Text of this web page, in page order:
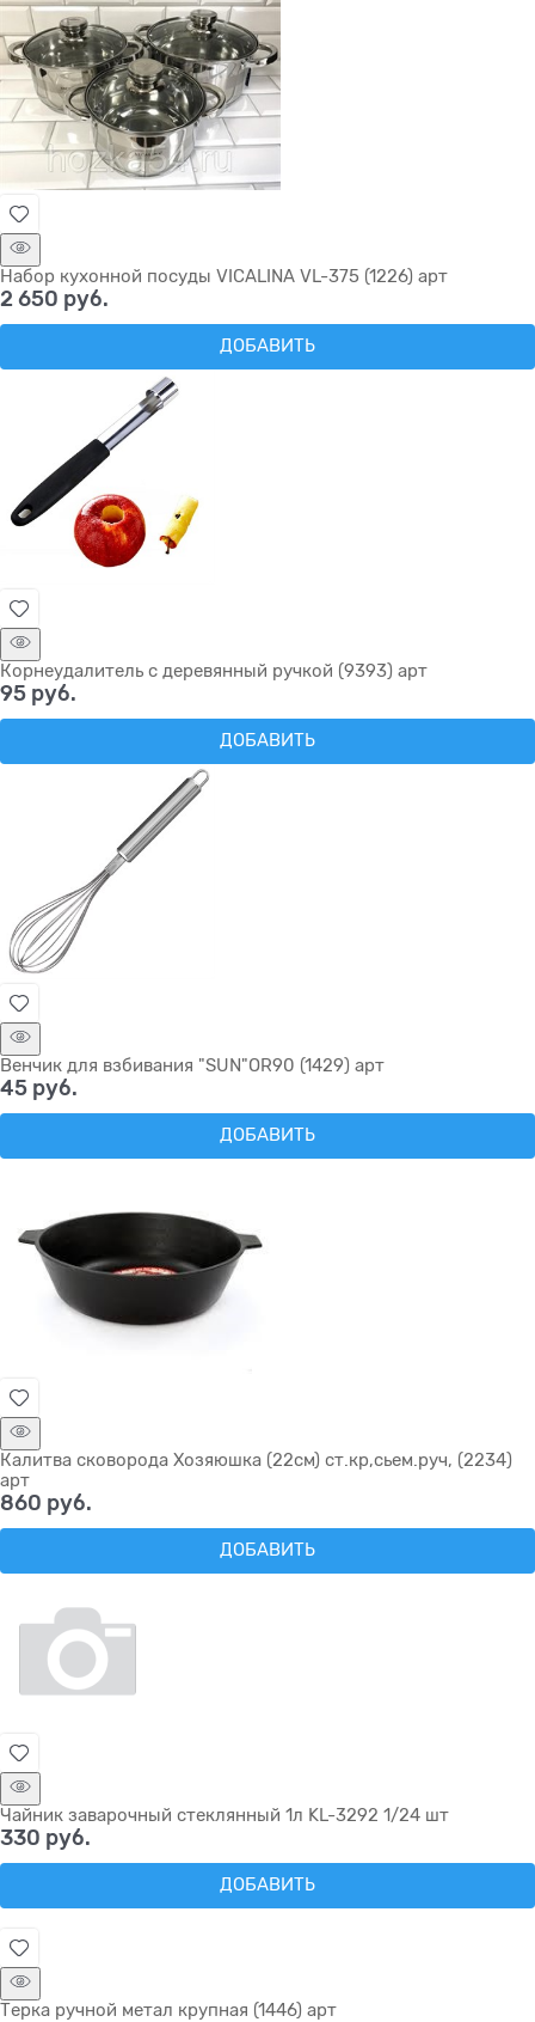
Набор кухонной посуды VICALINA VL-375 (1226) арт
2 650 руб.
ДОБАВИТЬ
Корнеудалитель с деревянный ручкой (9393) арт
95 руб.
ДОБАВИТЬ
Венчик для взбивания "SUN"OR90 (1429) арт
45 руб.
ДОБАВИТЬ
Калитва сковорода Хозяюшка (22см) ст.кр,сьем.руч, (2234)
арт
860 руб.
ДОБАВИТЬ
Чайник заварочный стеклянный 1л KL-3292 1/24 шт
330 руб.
ДОБАВИТЬ
Терка ручной метал крупная (1446) арт